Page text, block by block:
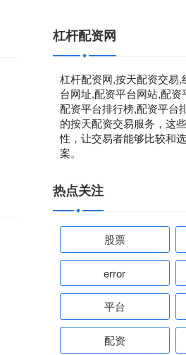
杠杆配资网
杠杆配资网,按天配资交易
台网址,配资平台网站,配
配资平台排行榜,配资平台
的按天配资交易服务，这
性，让交易者能够比较和
案。
热点关注
股票
error
平台
配资